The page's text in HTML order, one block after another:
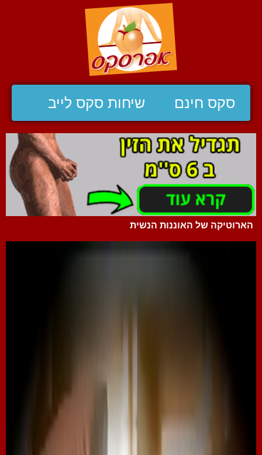
סקס חינם שיחות סקס לייב
הארוטיקה של האוננות הנשית